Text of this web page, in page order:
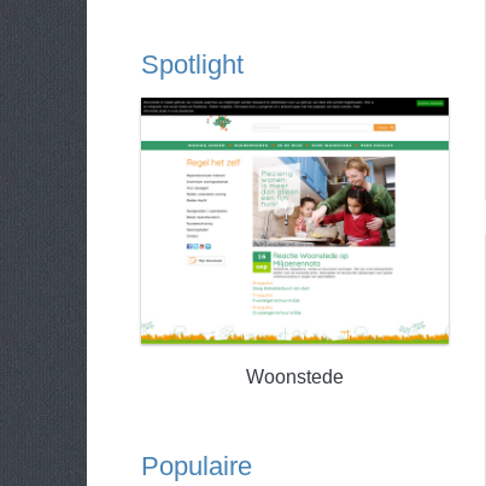
Spotlight
Woonstede
Populaire